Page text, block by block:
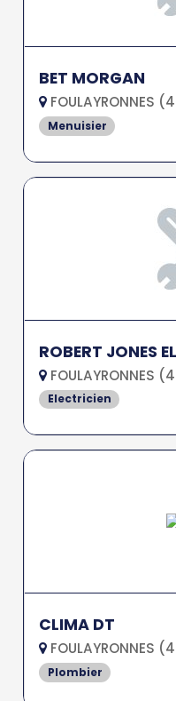
BET MORGAN
FOULAYRONNES
Menuisier
ROBERT JONES
FOULAYRONNES
Electricien
CLIMA DT
FOULAYRONNES
Plombier